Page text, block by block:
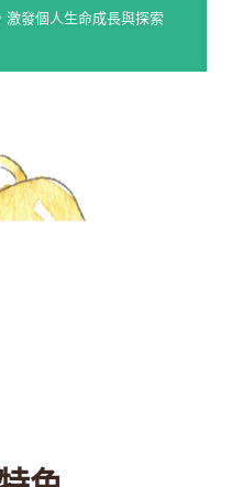
發個人生命成長與探索